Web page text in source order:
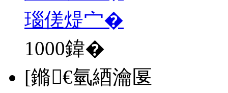
瑙傞煶宀�
1000鍏�
[鏅€氫綇瀹匽